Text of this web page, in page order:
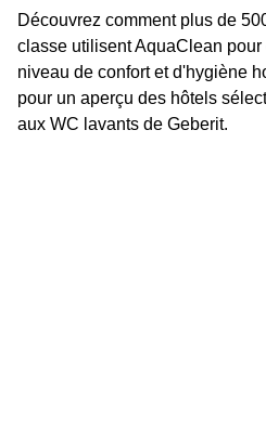
Découvrez comment plus de
classe utilisent AquaClean
niveau de confort et d'hygiène
pour un aperçu des hôtels
aux WC lavants de Geberit.